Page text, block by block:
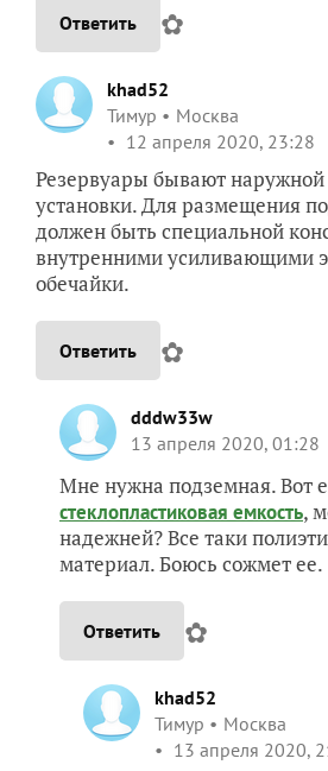
Ответить ✿
khad52
Тимур
Москва
12 апреля 2020, 23:28
Резервуары бывают
установки. Для размещения
должен быть специальной
внутренними усиливающими
обечайки.
Ответить ✿
dddw33w
13 апреля 2020, 01:28
Мне нужна подземная. Вот
стеклопластиковая емкость,
надежней? Все таки
материал. Боюсь сожмет ее.
Ответить ✿
khad52
Тимур
Москва
13 апреля 2020,